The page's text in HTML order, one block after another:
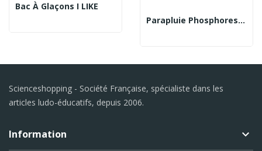
Bac À Glaçons I LIKE
Parapluie Phosphorescent
Scienceshopping - Société Française, spécialiste dans les
articles ludo-éducatifs, depuis 2006.
Information keyboard_arrow_down